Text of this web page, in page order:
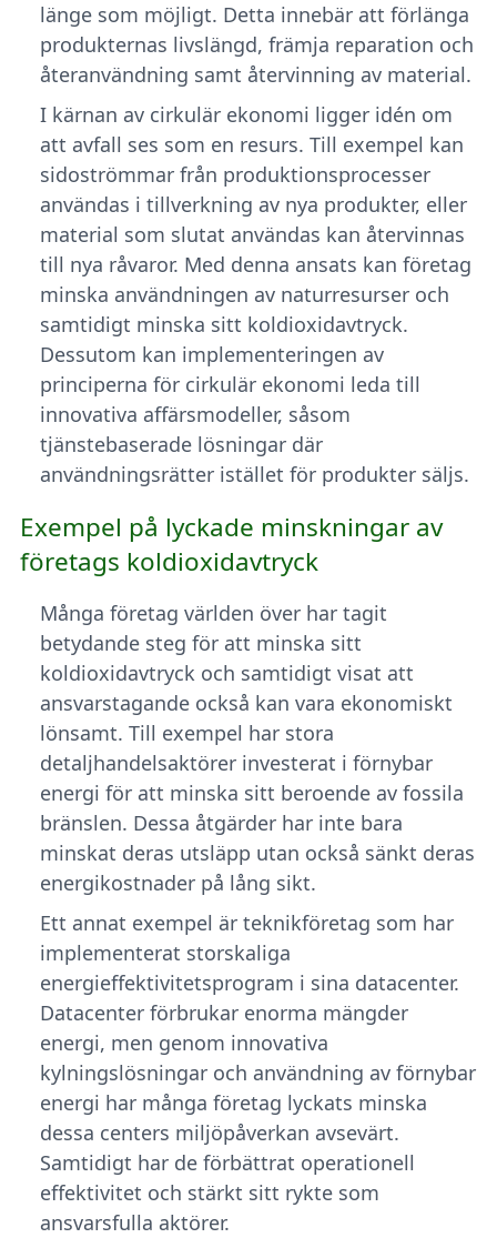
länge som möjligt. Detta innebär att förlänga
produkternas livslängd, främja reparation och
återanvändning samt återvinning av material.
I kärnan av cirkulär ekonomi ligger idén om
att avfall ses som en resurs. Till exempel kan
sidoströmmar från produktionsprocesser
användas i tillverkning av nya produkter, eller
material som slutat användas kan återvinnas
till nya råvaror. Med denna ansats kan företag
minska användningen av naturresurser och
samtidigt minska sitt koldioxidavtryck.
Dessutom kan implementeringen av
principerna för cirkulär ekonomi leda till
innovativa affärsmodeller, såsom
tjänstebaserade lösningar där
användningsrätter istället för produkter säljs.
Exempel på lyckade minskningar av
företags koldioxidavtryck
Många företag världen över har tagit
betydande steg för att minska sitt
koldioxidavtryck och samtidigt visat att
ansvarstagande också kan vara ekonomiskt
lönsamt. Till exempel har stora
detaljhandelsaktörer investerat i förnybar
energi för att minska sitt beroende av fossila
bränslen. Dessa åtgärder har inte bara
minskat deras utsläpp utan också sänkt deras
energikostnader på lång sikt.
Ett annat exempel är teknikföretag som har
implementerat storskaliga
energieffektivitetsprogram i sina datacenter.
Datacenter förbrukar enorma mängder
energi, men genom innovativa
kylningslösningar och användning av förnybar
energi har många företag lyckats minska
dessa centers miljöpåverkan avsevärt.
Samtidigt har de förbättrat operationell
effektivitet och stärkt sitt rykte som
ansvarsfulla aktörer.